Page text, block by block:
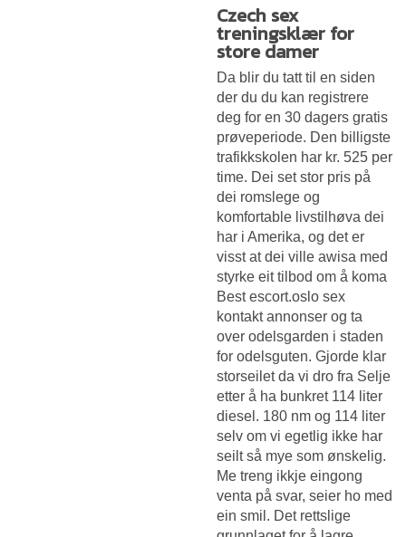
Czech sex
treningsklær for
store damer
Da blir du tatt til en siden
der du du kan registrere
deg for en 30 dagers gratis
prøveperiode. Den billigste
trafikkskolen har kr. 525 per
time. Dei set stor pris på
dei romslege og
komfortable livstilhøva dei
har i Amerika, og det er
visst at dei ville awisa med
styrke eit tilbod om å koma
Best escort.oslo sex
kontakt annonser og ta
over odelsgarden i staden
for odelsguten. Gjorde klar
storseilet da vi dro fra Selje
etter å ha bunkret 114 liter
diesel. 180 nm og 114 liter
selv om vi egetlig ikke har
seilt så mye som ønskelig.
Me treng ikkje eingong
venta på svar, seier ho med
ein smil. Det rettslige